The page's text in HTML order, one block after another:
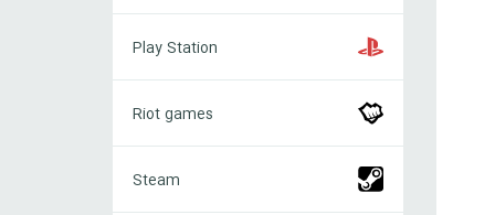
Station
Play Station
games
Riot games
Steam